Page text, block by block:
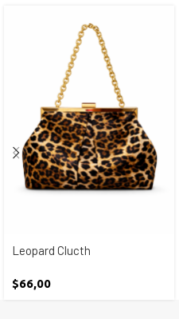
Leopard Clucth
$66,00